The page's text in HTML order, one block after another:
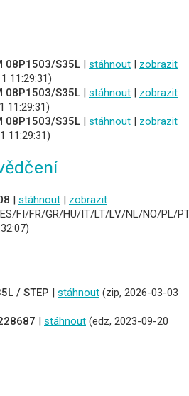
08P1503/S35L | stáhnout | zobrazit
11:29:31)
08P1503/S35L | stáhnout | zobrazit
11:29:31)
08P1503/S35L | stáhnout | zobrazit
11:29:31)
| stáhnout | zobrazit
FI/FR/GR/HU/IT/LT/LV/NL/NO/PL/
/ STEP | stáhnout (zip, 2026-03-03
| stáhnout (edz, 2023-09-20